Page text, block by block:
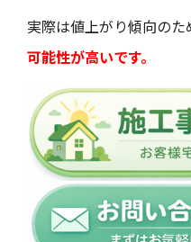
実際は値上がり傾向のた
可能性が高いです。